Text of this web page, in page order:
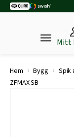
Mitt
Hem › Bygg › Spik
ZFMAX SB